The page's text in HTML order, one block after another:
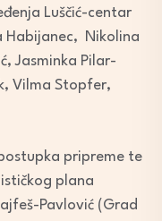
Luščić-centar
Habijanec, Nikolina
Jasminka Pilar-
Vilma Stopfer,
pripreme te
plana
Pavlović (Grad